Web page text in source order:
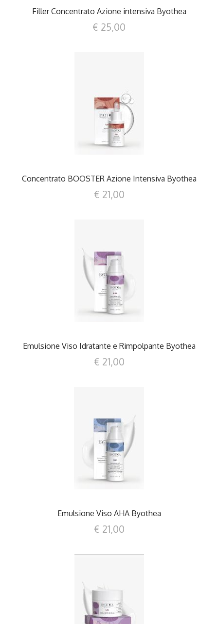
Filler Concentrato Azione intensiva Byothea
€ 25,00
DETTAGLI
Concentrato BOOSTER Azione Intensiva Byothea
€ 21,00
DETTAGLI
Emulsione Viso Idratante e Rimpolpante Byothea
€ 21,00
DETTAGLI
Emulsione Viso AHA Byothea
€ 21,00
DETTAGLI